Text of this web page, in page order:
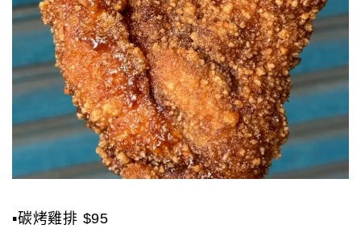
▪️碳烤雞排 $95